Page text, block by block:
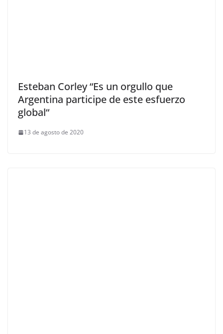
Esteban Corley “Es un orgullo que
Argentina participe de este esfuerzo
global“
13 de agosto de 2020